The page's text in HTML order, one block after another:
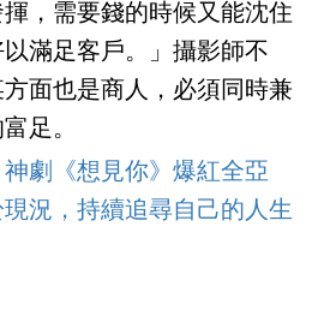
，需要錢的時候又能沈住
滿足客戶。」攝影師不
面也是商人，必須同時兼
足。
劇《想見你》爆紅全亞
況，持續追尋自己的人生